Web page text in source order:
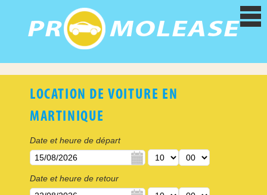
Services offerts
Véhicules
La Martinique
LOCATION DE VOITURE EN
MARTINIQUE
Date et heure de départ
Date et heure de retour